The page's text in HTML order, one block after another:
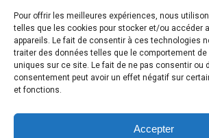
Pour offrir les meilleures expériences, nous
telles que les cookies pour stocker et/ou accéder
appareils. Le fait de consentir à ces technologies
traiter des données telles que le comportement de
uniques sur ce site. Le fait de ne pas consentir ou
consentement peut avoir un effet négatif sur
et fonctions.
Accepter
raynaud.com ©
Toutes les